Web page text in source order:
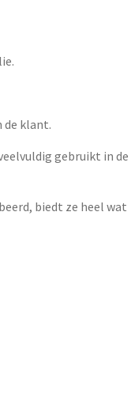
de klant.
gebruikt in de
biedt ze heel wat